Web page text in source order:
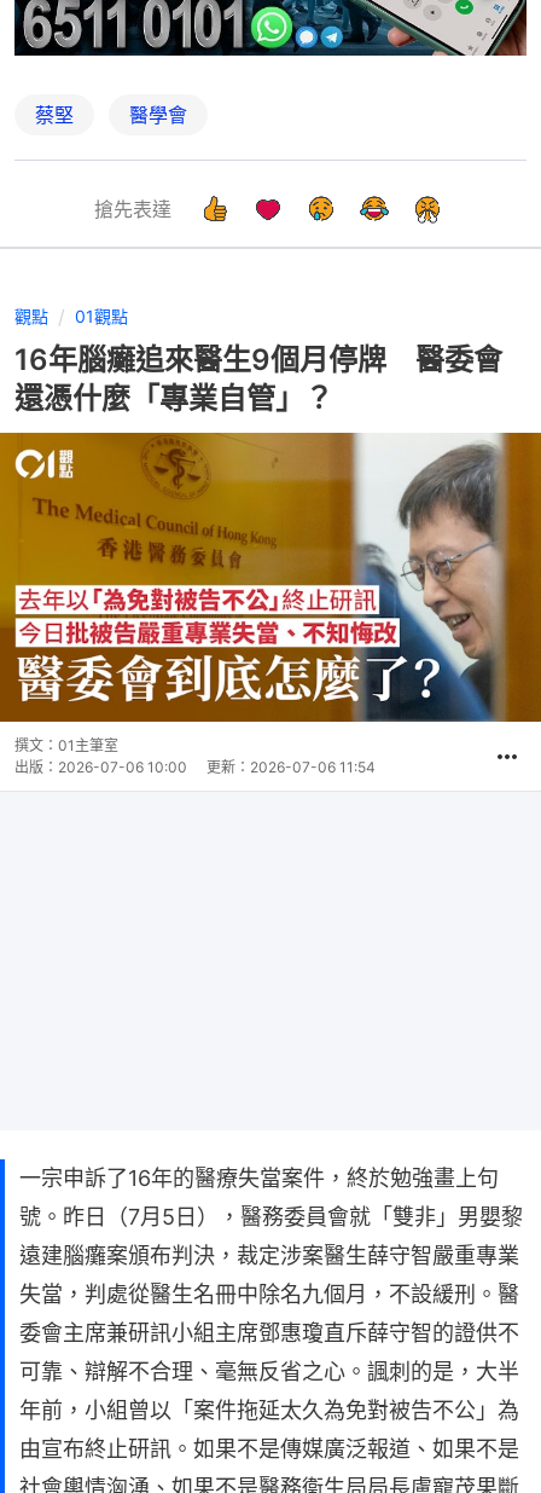
蔡堅 醫學會
搶先表達
觀點 01觀點
16年腦癱追來醫生9個月停牌 醫委會
還憑什麼「專業自管」？
撰文： 01主筆室
出版： 2026-07-06 10:00 更新： 2026-07-06 11:54
一宗申訴了16年的醫療失當案件，終於勉強畫上句
號。昨日（7月5日），醫務委員會就「雙非」男嬰黎
遠建腦癱案頒布判決，裁定涉案醫生薛守智嚴重專業
失當，判處從醫生名冊中除名九個月，不設緩刑。醫
委會主席兼研訊小組主席鄧惠瓊直斥薛守智的證供不
可靠、辯解不合理、毫無反省之心。諷刺的是，大半
年前，小組曾以「案件拖延太久為免對被告不公」為
由宣布終止研訊。如果不是傳媒廣泛報道、如果不是
社會輿情洶湧、如果不是醫務衞生局局長盧寵茂果斷